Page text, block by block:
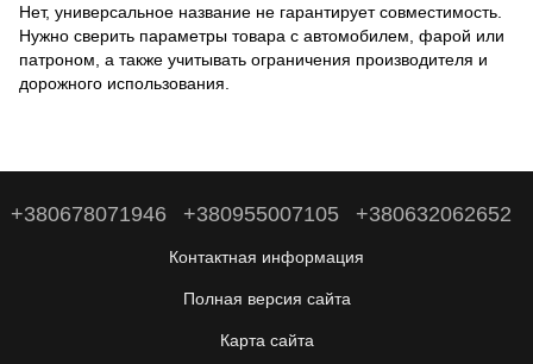
Нет, универсальное название не гарантирует совместимость.
Нужно сверить параметры товара с автомобилем, фарой или
патроном, а также учитывать ограничения производителя и
дорожного использования.
+380678071946 +380955007105 +380632062652
Контактная информация
Полная версия сайта
Карта сайта